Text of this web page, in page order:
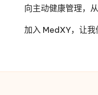
向主动健康管理，
加入 MedXY，让